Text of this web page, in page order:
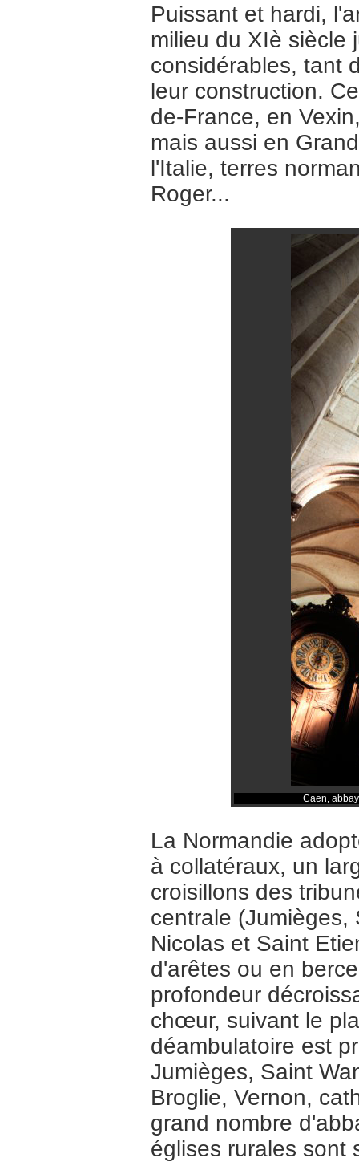
Puissant et hardi,
milieu du XIè siècle
considérables, tant
leur construction.
de-France, en
mais aussi en
l'Italie, terres
Roger...
Caen,
La Normandie
à collatéraux, un
croisillons des
centrale (Jumièges,
Nicolas et Saint
d'arêtes ou en
profondeur
chœur, suivant le
déambulatoire est
Jumièges, Saint
Broglie, Vernon,
grand nombre
églises rurales sont